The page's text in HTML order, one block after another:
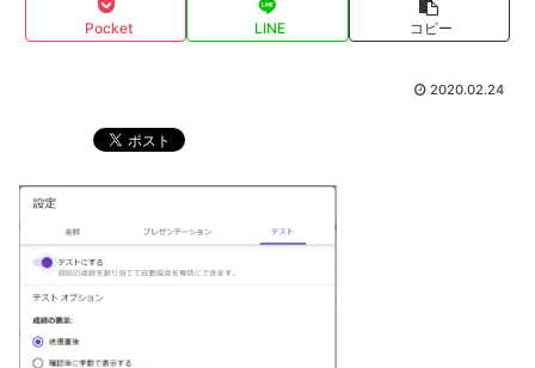
Pocket LINE コピー
2020.02.24